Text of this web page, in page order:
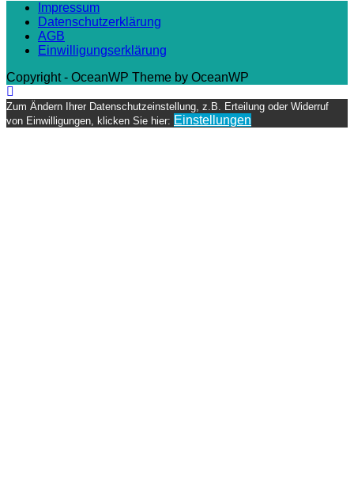
Impressum
Datenschutzerklärung
AGB
Einwilligungserklärung
Copyright - OceanWP Theme by OceanWP
Zum Ändern Ihrer Datenschutzeinstellung, z.B. Erteilung oder Widerruf
von Einwilligungen, klicken Sie hier: Einstellungen